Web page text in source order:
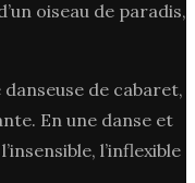
oiseau de paradis,
danseuse de cabaret,
En une danse et
l’inflexible